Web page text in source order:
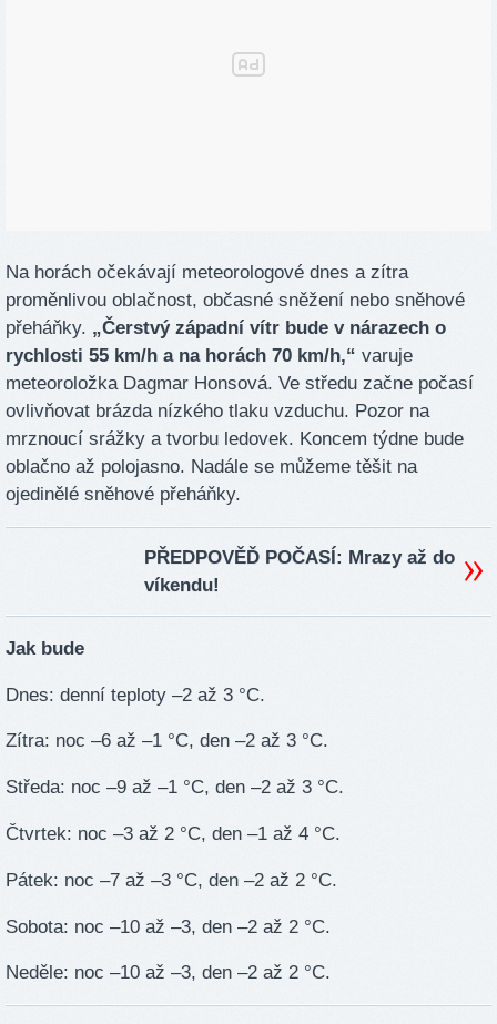
Na horách očekávají meteorologové dnes a zítra
proměnlivou oblačnost, občasné sněžení nebo sněhové
přeháňky. „Čerstvý západní vítr bude v nárazech o
rychlosti 55 km/h a na horách 70 km/h,“ varuje
meteoroložka Dagmar Honsová. Ve středu začne počasí
ovlivňovat brázda nízkého tlaku vzduchu. Pozor na
mrznoucí srážky a tvorbu ledovek. Koncem týdne bude
oblačno až polojasno. Nadále se můžeme těšit na
ojedinělé sněhové přeháňky.
PŘEDPOVĚĎ POČASÍ: Mrazy až do
víkendu!
Jak bude
Dnes: denní teploty –2 až 3 °C.
Zítra: noc –6 až –1 °C, den –2 až 3 °C.
Středa: noc –9 až –1 °C, den –2 až 3 °C.
Čtvrtek: noc –3 až 2 °C, den –1 až 4 °C.
Pátek: noc –7 až –3 °C, den –2 až 2 °C.
Sobota: noc –10 až –3, den –2 až 2 °C.
Neděle: noc –10 až –3, den –2 až 2 °C.